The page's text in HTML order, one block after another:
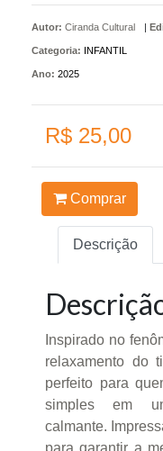
Autor: Ciranda Cultural |
Categoria: INFANTIL
Ano: 2025
R$ 25,00
Comprar
Descrição
Inspirado no
relaxamento do
perfeito para
simples em
calmante.